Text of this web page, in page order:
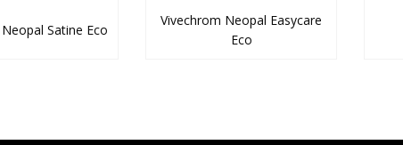
Satine Eco
Vivechrom Neopal Easycare
Eco